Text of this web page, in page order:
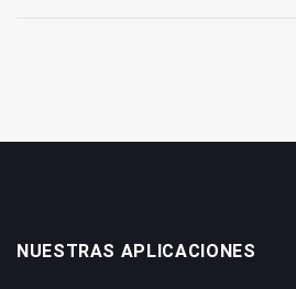
NUESTRAS APLICACIONES